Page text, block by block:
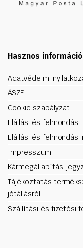
Hasznos
Adatvédelmi
ÁSZF
Cookie szabályzat
Elállási és
Elállási és
Impresszum
Kármegállapítási
Tájékoztatás
jótállásról
Szállítási és fizetési